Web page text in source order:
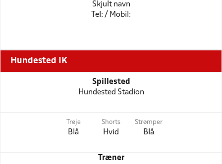
Skjult navn
Tel: / Mobil:
Hundested IK
Spillested
Hundested Stadion
Trøje
Blå
Shorts
Hvid
Strømper
Blå
Træner